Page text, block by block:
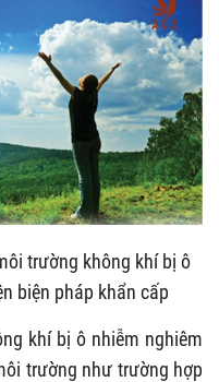
trường không khí bị ô
biện pháp khẩn cấp
khí bị ô nhiễm nghiêm
trường như trường hợp